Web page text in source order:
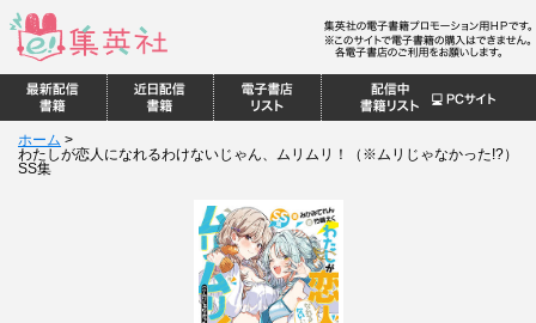
ホーム >
わたしが恋人になれるわけないじゃん、ムリムリ！（※ムリじゃなかった!?）
SS集